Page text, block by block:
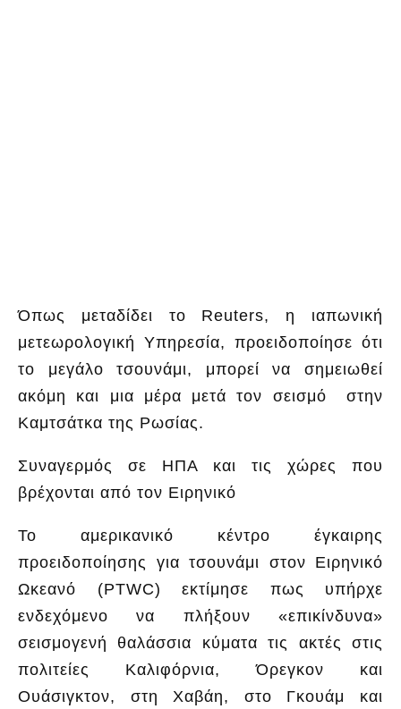
Όπως μεταδίδει το Reuters, η ιαπωνική
μετεωρολογική Υπηρεσία, προειδοποίησε ότι
το μεγάλο τσουνάμι, μπορεί να σημειωθεί
ακόμη και μια μέρα μετά τον σεισμό στην
Καμτσάτκα της Ρωσίας.
Συναγερμός σε ΗΠΑ και τις χώρες που
βρέχονται από τον Ειρηνικό
Το αμερικανικό κέντρο έγκαιρης
προειδοποίησης για τσουνάμι στον Ειρηνικό
Ωκεανό (PTWC) εκτίμησε πως υπήρχε
ενδεχόμενο να πλήξουν «επικίνδυνα»
σεισμογενή θαλάσσια κύματα τις ακτές στις
πολιτείες Καλιφόρνια, Όρεγκον και
Ουάσιγκτον, στη Χαβάη, στο Γκουάμ και